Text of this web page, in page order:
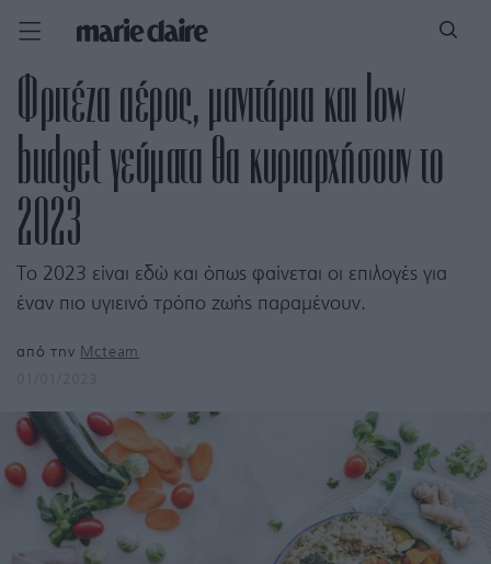
Φριτέζα αέρος, μανιτάρια και low
budget γεύματα θα κυριαρχήσουν το
2023
Το 2023 είναι εδώ και όπως φαίνεται οι επιλογές για
έναν πιο υγιεινό τρόπο ζωής παραμένουν.
από την Mcteam